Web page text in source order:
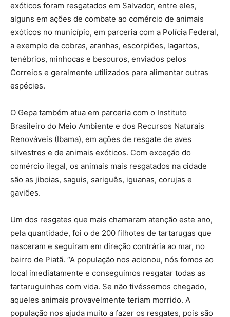
exóticos foram resgatados em Salvador, entre eles,
alguns em ações de combate ao comércio de animais
exóticos no município, em parceria com a Polícia Federal,
a exemplo de cobras, aranhas, escorpiões, lagartos,
tenébrios, minhocas e besouros, enviados pelos
Correios e geralmente utilizados para alimentar outras
espécies.
O Gepa também atua em parceria com o Instituto
Brasileiro do Meio Ambiente e dos Recursos Naturais
Renováveis (Ibama), em ações de resgate de aves
silvestres e de animais exóticos. Com exceção do
comércio ilegal, os animais mais resgatados na cidade
são as jiboias, saguis, sariguês, iguanas, corujas e
gaviões.
Um dos resgates que mais chamaram atenção este ano,
pela quantidade, foi o de 200 filhotes de tartarugas que
nasceram e seguiram em direção contrária ao mar, no
bairro de Piatã. “A população nos acionou, nós fomos ao
local imediatamente e conseguimos resgatar todas as
tartaruguinhas com vida. Se não tivéssemos chegado,
aqueles animais provavelmente teriam morrido. A
população nos ajuda muito a fazer os resgates, pois são